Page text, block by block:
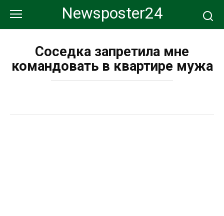
контенту
Newsposter24
Соседка запретила мне
командовать в квартире мужа